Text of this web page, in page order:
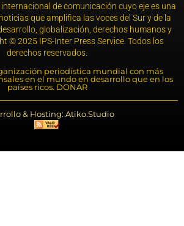
de comunicación cuyo eje es una
que amplifica las voces del Sur y de la
globalización, derechos humanos y
© 2025 IPS-Inter Press Service. Todos los
derechos reservados.
periodística mundial con más
en el mundo en desarrollo que en los
países ricos. DONAR
& Hosting: Atiko.Studio